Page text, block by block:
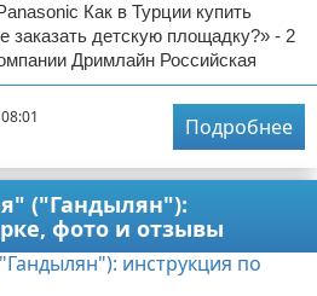
Как в Турции купить
заказать детскую площадку?» - 2
Дримлайн Российская
Подробнее
("Гандылян"):
фото и отзывы